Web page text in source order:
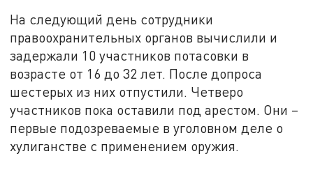
На следующий день сотрудники
правоохранительных органов вычислили и
задержали 10 участников потасовки в
возрасте от 16 до 32 лет. После допроса
шестерых из них отпустили. Четверо
участников пока оставили под арестом. Они –
первые подозреваемые в уголовном деле о
хулиганстве с применением оружия.